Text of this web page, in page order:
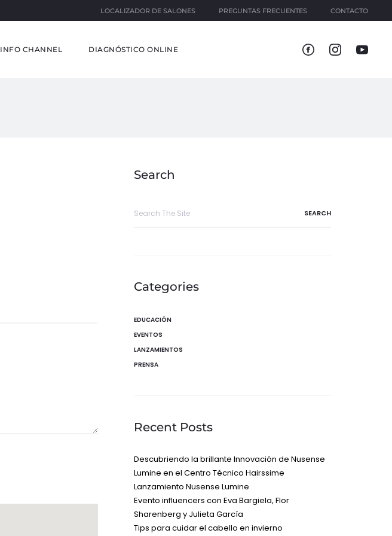
LOCALIZADOR DE SALONES PREGUNTAS FRECUENTES CONTACTO
INFO CHANNEL DIAGNÓSTICO ONLINE
Search
Categories
EDUCACIÓN
EVENTOS
LANZAMIENTOS
PRENSA
Recent Posts
Descubriendo la brillante Innovación de Nusense
Lumine en el Centro Técnico Hairssime
Lanzamiento Nusense Lumine
Evento influencers con Eva Bargiela, Flor
Sharenberg y Julieta García
Tips para cuidar el cabello en invierno